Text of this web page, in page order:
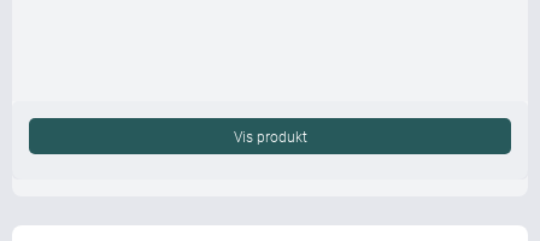
Vis produkt